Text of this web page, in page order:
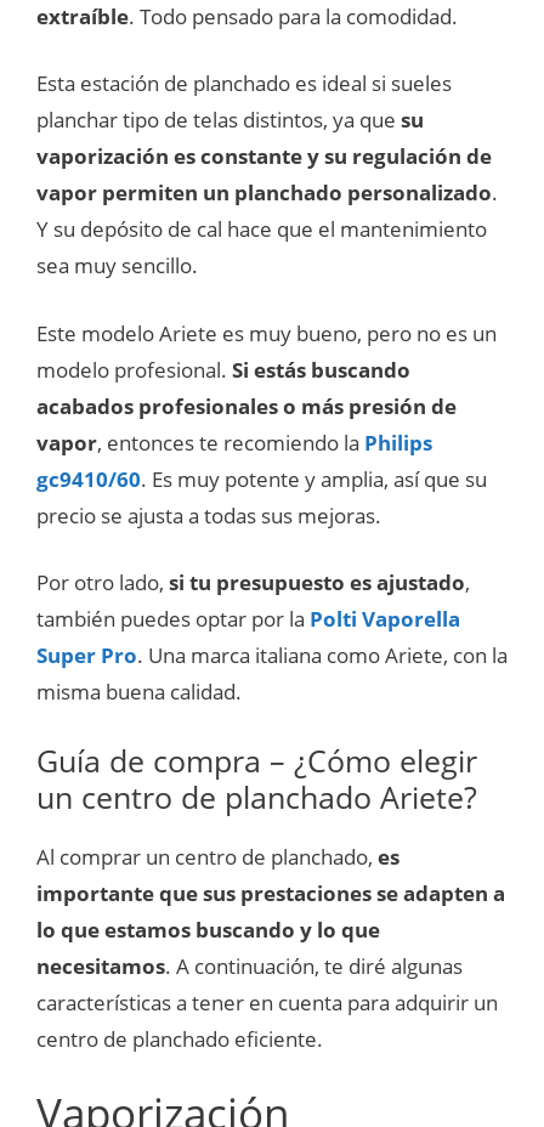
extraíble. Todo pensado para la comodidad.
Esta estación de planchado es ideal si sueles
planchar tipo de telas distintos, ya que su
vaporización es constante y su regulación de
vapor permiten un planchado personalizado.
Y su depósito de cal hace que el mantenimiento
sea muy sencillo.
Este modelo Ariete es muy bueno, pero no es un
modelo profesional. Si estás buscando
acabados profesionales o más presión de
vapor, entonces te recomiendo la Philips
gc9410/60. Es muy potente y amplia, así que su
precio se ajusta a todas sus mejoras.
Por otro lado, si tu presupuesto es ajustado,
también puedes optar por la Polti Vaporella
Super Pro. Una marca italiana como Ariete, con la
misma buena calidad.
Guía de compra – ¿Cómo elegir
un centro de planchado Ariete?
Al comprar un centro de planchado, es
importante que sus prestaciones se adapten a
lo que estamos buscando y lo que
necesitamos. A continuación, te diré algunas
características a tener en cuenta para adquirir un
centro de planchado eficiente.
Vaporización